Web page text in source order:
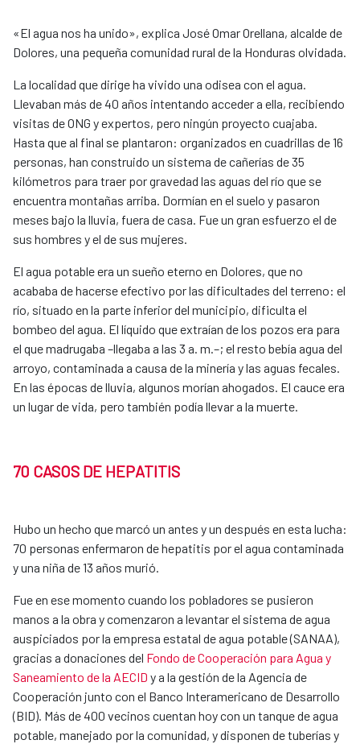
«El agua nos ha unido», explica José Omar Orellana, alcalde de
Dolores, una pequeña comunidad rural de la Honduras olvidada.
La localidad que dirige ha vivido una odisea con el agua.
Llevaban más de 40 años intentando acceder a ella, recibiendo
visitas de ONG y expertos, pero ningún proyecto cuajaba.
Hasta que al final se plantaron: organizados en cuadrillas de 16
personas, han construido un sistema de cañerías de 35
kilómetros para traer por gravedad las aguas del río que se
encuentra montañas arriba. Dormían en el suelo y pasaron
meses bajo la lluvia, fuera de casa. Fue un gran esfuerzo el de
sus hombres y el de sus mujeres.
El agua potable era un sueño eterno en Dolores, que no
acababa de hacerse efectivo por las dificultades del terreno: el
río, situado en la parte inferior del municipio, dificulta el
bombeo del agua. El líquido que extraían de los pozos era para
el que madrugaba –llegaba a las 3 a. m.–; el resto bebía agua del
arroyo, contaminada a causa de la minería y las aguas fecales.
En las épocas de lluvia, algunos morían ahogados. El cauce era
un lugar de vida, pero también podía llevar a la muerte.
70 CASOS DE HEPATITIS
Hubo un hecho que marcó un antes y un después en esta lucha:
70 personas enfermaron de hepatitis por el agua contaminada
y una niña de 13 años murió.
Fue en ese momento cuando los pobladores se pusieron
manos a la obra y comenzaron a levantar el sistema de agua
auspiciados por la empresa estatal de agua potable (SANAA),
gracias a donaciones del Fondo de Cooperación para Agua y
Saneamiento de la AECID y a la gestión de la Agencia de
Cooperación junto con el Banco Interamericano de Desarrollo
(BID). Más de 400 vecinos cuentan hoy con un tanque de agua
potable, manejado por la comunidad, y disponen de tuberías y